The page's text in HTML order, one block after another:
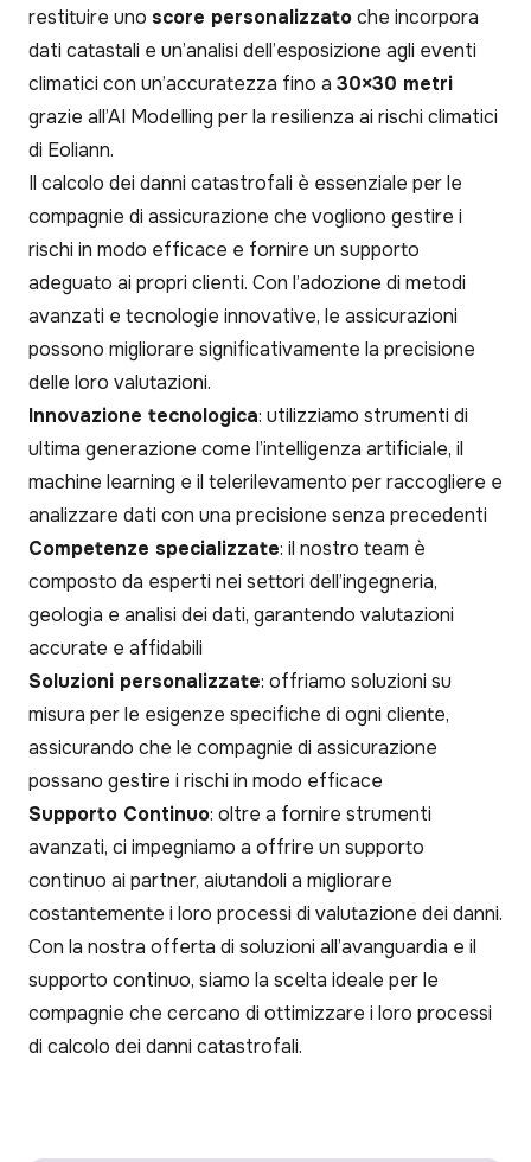
restituire uno score personalizzatoche incorpora
dati catastali e un’analisi dell’esposizione agli eventi
climatici con un’accuratezza fino a 30×30 metri
grazie all’AI Modelling per la resilienza ai rischi climatici
di Eoliann.
Il calcolo dei danni catastrofali è essenziale per le
compagnie di assicurazione che vogliono gestire i
rischi in modo efficace e fornire un supporto
adeguato ai propri clienti. Con l’adozione di metodi
avanzati e tecnologie innovative, le assicurazioni
possono migliorare significativamente la precisione
delle loro valutazioni.
Innovazione tecnologica: utilizziamo strumenti di
ultima generazione come l’intelligenza artificiale, il
machine learning e il telerilevamento per raccogliere e
analizzare dati con una precisione senza precedenti
Competenze specializzate: il nostro team è
composto da esperti nei settori dell’ingegneria,
geologia e analisi dei dati, garantendo valutazioni
accurate e affidabili
Soluzioni personalizzate: offriamo soluzioni su
misura per le esigenze specifiche di ogni cliente,
assicurando che le compagnie di assicurazione
possano gestire i rischi in modo efficace
Supporto Continuo: oltre a fornire strumenti
avanzati, ci impegniamo a offrire un supporto
continuo ai partner, aiutandoli a migliorare
costantemente i loro processi di valutazione dei danni.
Con la nostra offerta di soluzioni all’avanguardia e il
supporto continuo, siamo la scelta ideale per le
compagnie che cercano di ottimizzare i loro processi
di calcolo dei danni catastrofali.